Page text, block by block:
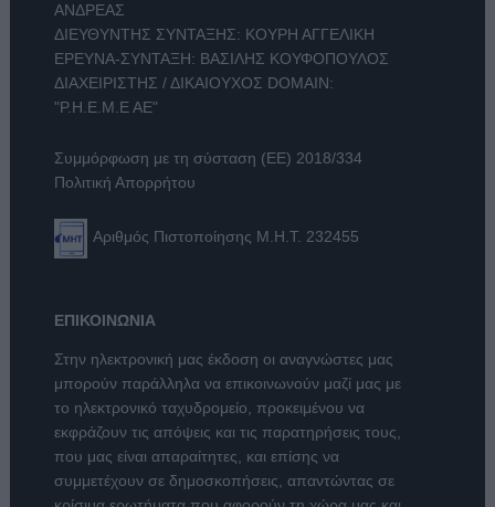
ΑΝΔΡΕΑΣ
ΔΙΕΥΘΥΝΤΗΣ ΣΥΝΤΑΞΗΣ: ΚΟΥΡΗ ΑΓΓΕΛΙΚΗ
ΕΡΕΥΝΑ-ΣΥΝΤΑΞΗ: ΒΑΣΙΛΗΣ ΚΟΥΦΟΠΟΥΛΟΣ
ΔΙΑΧΕΙΡΙΣΤΗΣ / ΔΙΚΑΙΟΥΧΟΣ DOMAIN:
"Ρ.Η.Ε.Μ.Ε ΑΕ"
Συμμόρφωση με τη σύσταση (ΕΕ) 2018/334
Πολιτική Απορρήτου
Αριθμός Πιστοποίησης Μ.Η.Τ. 232455
ΕΠΙΚΟΙΝΩΝΙΑ
Στην ηλεκτρονική μας έκδοση οι αναγνώστες μας
μπορούν παράλληλα να επικοινωνούν μαζί μας με
το ηλεκτρονικό ταχυδρομείο, προκειμένου να
εκφράζουν τις απόψεις και τις παρατηρήσεις τους,
που μας είναι απαραίτητες, και επίσης να
συμμετέχουν σε δημοσκοπήσεις, απαντώντας σε